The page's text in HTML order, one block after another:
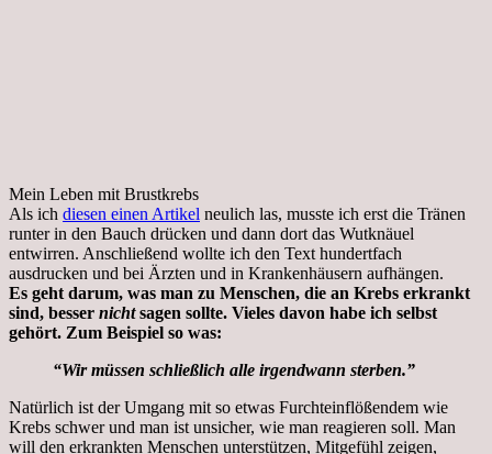
Mein Leben mit Brustkrebs
Als ich diesen einen Artikel neulich las, musste ich erst die Tränen
runter in den Bauch drücken und dann dort das Wutknäuel
entwirren. Anschließend wollte ich den Text hundertfach
ausdrucken und bei Ärzten und in Krankenhäusern aufhängen.
Es geht darum, was man zu Menschen, die an Krebs erkrankt
sind, besser nichtsagen sollte. Vieles davon habe ich selbst
gehört. Zum Beispiel so was:
“Wir müssen schließlich alle irgendwann sterben.”
Natürlich ist der Umgang mit so etwas Furchteinflößendem wie
Krebs schwer und man ist unsicher, wie man reagieren soll. Man
will den erkrankten Menschen unterstützen, Mitgefühl zeigen,